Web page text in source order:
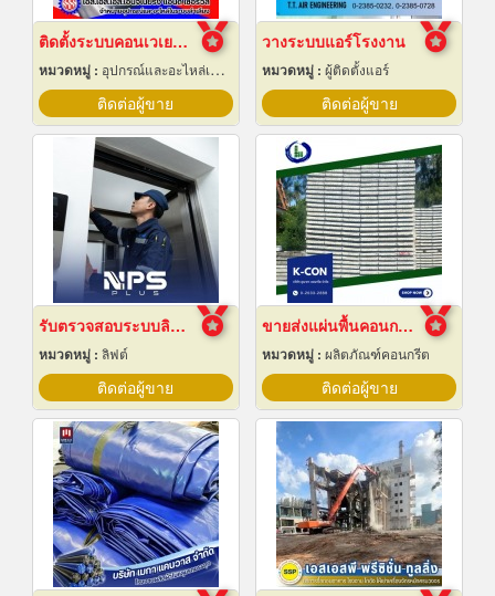
ติดตั้งระบบคอนเวเยอร์ (conveyor)
หมวดหมู่ : อุปกรณ์และอะไหล่เครื่องลำเลียงวัสดุ
ติดต่อผู้ขาย
วางระบบแอร์โรงงาน
หมวดหมู่ : ผู้ติดตั้งแอร์
ติดต่อผู้ขาย
รับตรวจสอบระบบลิฟต์ ซ่อมบำรุงรักษา Maintenance
หมวดหมู่ : ลิฟต์
ติดต่อผู้ขาย
ขายส่งแผ่นพื้นคอนกรีต สมุทรปราการ
หมวดหมู่ : ผลิตภัณฑ์คอนกรีต
ติดต่อผู้ขาย